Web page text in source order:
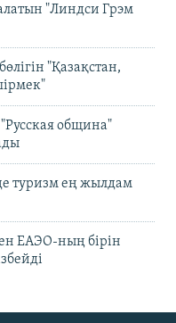
"Линдси Грэм
"Қазақстан,
община"
туризм ең жылдам
ЕАЭО-ның бірін